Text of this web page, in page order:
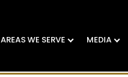
AREAS WE SERVE MEDIA